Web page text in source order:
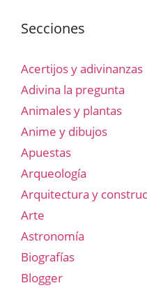
Secciones
Acertijos y adivinanzas
Adivina la pregunta
Animales y plantas
Anime y dibujos
Apuestas
Arqueología
Arquitectura y
Arte
Astronomía
Biografías
Blogger